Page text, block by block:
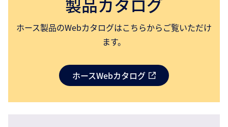
製品カタログ
ホース製品のWebカタログはこちらからご覧いただけ
ます。
ホースWebカタログ